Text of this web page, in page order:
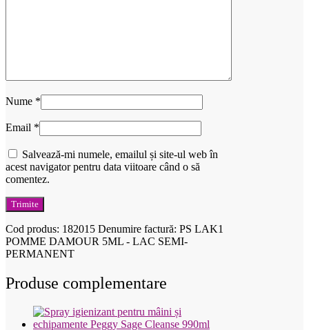
Nume *
Email *
Salvează-mi numele, emailul și site-ul web în
acest navigator pentru data viitoare când o să
comentez.
Cod produs: 182015 Denumire factură: PS LAK1
POMME DAMOUR 5ML - LAC SEMI-
PERMANENT
Produse complementare